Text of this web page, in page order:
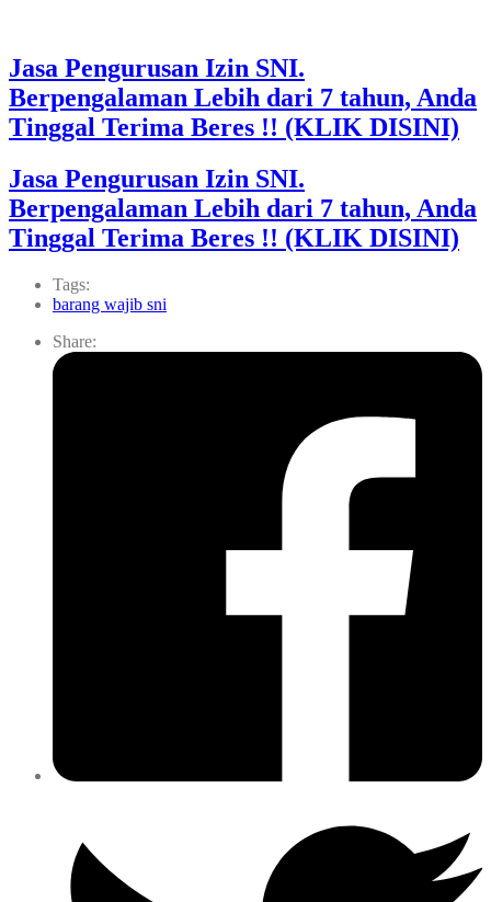
Jasa Pengurusan Izin SNI.
Berpengalaman Lebih dari 7 tahun, Anda
Tinggal Terima Beres !! (KLIK DISINI)
Jasa Pengurusan Izin SNI.
Berpengalaman Lebih dari 7 tahun, Anda
Tinggal Terima Beres !! (KLIK DISINI)
Tags:
barang wajib sni
Share: